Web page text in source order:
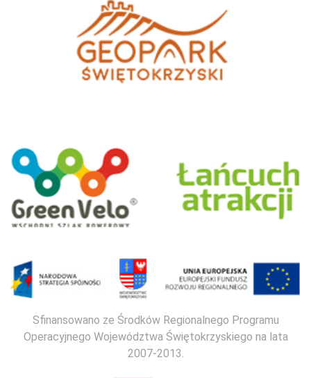
Sfinansowano ze Środków Regionalnego Programu
Operacyjnego Województwa Świętokrzyskiego na lata
2007-2013.